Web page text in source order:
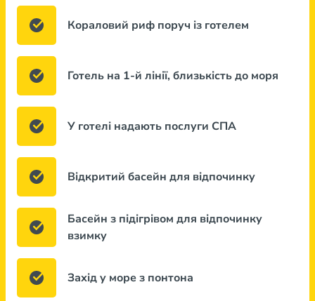
Кораловий риф поруч із готелем
Готель на 1-й лінії, близькість до моря
У готелі надають послуги СПА
Відкритий басейн для відпочинку
Басейн з підігрівом для відпочинку
взимку
Захід у море з понтона